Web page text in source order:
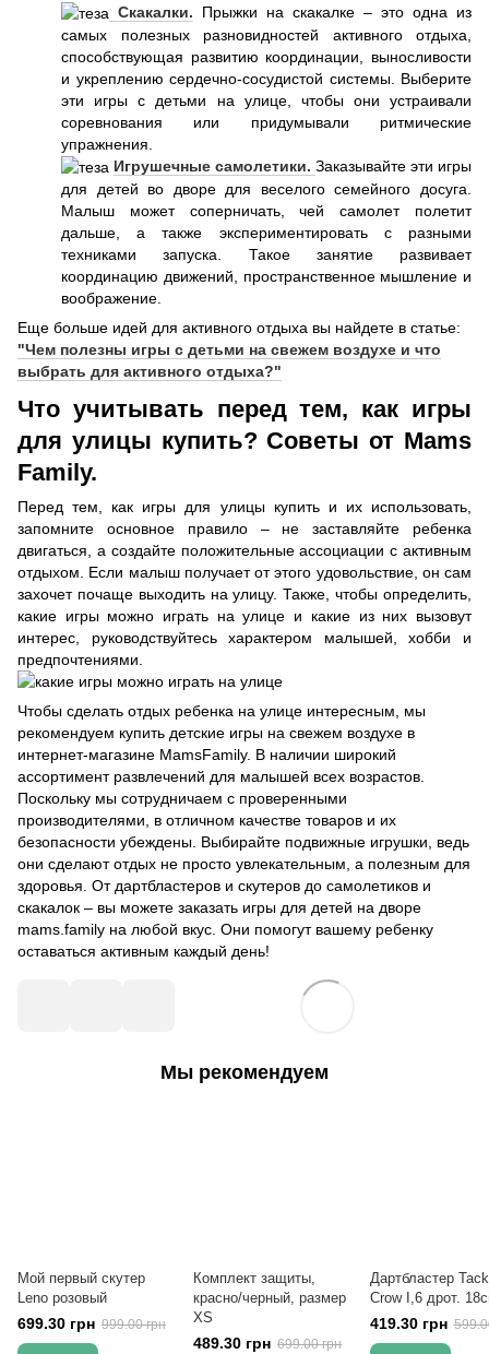
Скакалки. Прыжки на скакалке – это одна из
самых полезных разновидностей активного отдыха,
способствующая развитию координации, выносливости
и укреплению сердечно-сосудистой системы. Выберите
эти игры с детьми на улице, чтобы они устраивали
соревнования или придумывали ритмические
упражнения.
Игрушечные самолетики. Заказывайте эти игры
для детей во дворе для веселого семейного досуга.
Малыш может соперничать, чей самолет полетит
дальше, а также экспериментировать с разными
техниками запуска. Такое занятие развивает
координацию движений, пространственное мышление и
воображение.
Еще больше идей для активного отдыха вы найдете в статье:
"Чем полезны игры с детьми на свежем воздухе и что
выбрать для активного отдыха?"
Что учитывать перед тем, как игры
для улицы купить? Советы от Mams
Family.
Перед тем, как игры для улицы купить и их использовать,
запомните основное правило – не заставляйте ребенка
двигаться, а создайте положительные ассоциации с активным
отдыхом. Если малыш получает от этого удовольствие, он сам
захочет почаще выходить на улицу. Также, чтобы определить,
какие игры можно играть на улице и какие из них вызовут
интерес, руководствуйтесь характером малышей, хобби и
предпочтениями.
Чтобы сделать отдых ребенка на улице интересным, мы
рекомендуем купить детские игры на свежем воздухе в
интернет-магазине MamsFamily. В наличии широкий
ассортимент развлечений для малышей всех возрастов.
Поскольку мы сотрудничаем с проверенными
производителями, в отличном качестве товаров и их
безопасности убеждены. Выбирайте подвижные игрушки, ведь
они сделают отдых не просто увлекательным, а полезным для
здоровья. От дартбластеров и скутеров до самолетиков и
скакалок – вы можете заказать игры для детей на дворе
mams.family на любой вкус. Они помогут вашему ребенку
оставаться активным каждый день!
Мы рекомендуем
Мой первый скутер
Leno розовый
699.30 грн 999.00 грн
Комплект защиты,
красно/черный, размер
XS
489.30 грн 699.00 грн
Дартбластер
Crow I,6 дрот.
419.30 грн